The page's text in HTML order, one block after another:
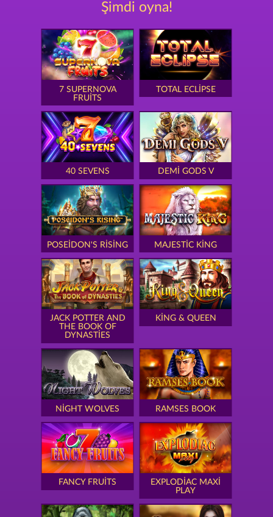
Şimdi oyna!
7 SUPERNOVA
FRUITS
TOTAL ECLIPSE
40 SEVENS DEMI GODS V
POSEIDON'S RISING MAJESTIC KING
JACK POTTER AND
THE BOOK OF
DYNASTIES
KING & QUEEN
NIGHT WOLVES RAMSES BOOK
FANCY FRUITS
EXPLODIAC MAXI
PLAY